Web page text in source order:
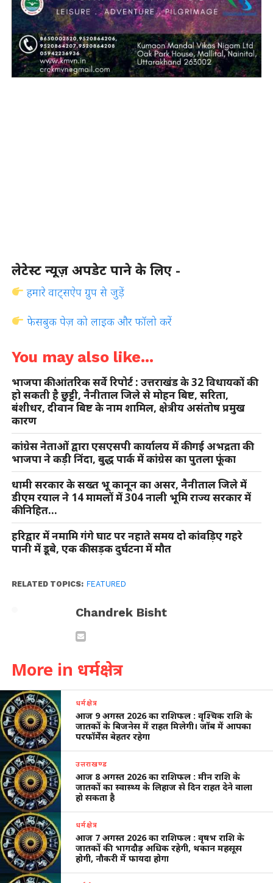
लेटेस्ट न्यूज़ अपडेट पाने के लिए -
हमारे वाट्सऐप ग्रुप से जुड़ें
फेसबुक पेज़ को लाइक और फॉलो करें
You may also like...
भाजपा की आंतरिक सर्वे रिपोर्ट : उत्तराखंड के 32 विधायकों की
हो सकती है छुट्टी, नैनीताल जिले से मोहन बिष्ट, सरिता,
बंशीधर, दीवान बिष्ट के नाम शामिल, क्षेत्रीय असंतोष प्रमुख
कारण
कांग्रेस नेताओं द्वारा एसएसपी कार्यालय में की गई अभद्रता की
भाजपा ने कड़ी निंदा, बुद्ध पार्क में कांग्रेस का पुतला फूंका
धामी सरकार के सख्त भू कानून का असर, नैनीताल जिले में
डीएम रयाल ने 14 मामलों में 304 नाली भूमि राज्य सरकार में
की निहित…
हरिद्वार में नमामि गंगे घाट पर नहाते समय दो कांवड़िए गहरे
पानी में डूबे, एक की सड़क दुर्घटना में मौत
RELATED TOPICS: FEATURED
Chandrek Bisht
More in धर्मक्षेत्र
धर्मक्षेत्र
आज 9 अगस्त 2026 का राशिफल : वृश्चिक राशि के
जातकों के बिजनेस में राहत मिलेगी। जॉब में आपका
परफॉर्मेंस बेहतर रहेगा
उत्तराखण्ड
आज 8 अगस्त 2026 का राशिफल : मीन राशि के
जातकों का स्वास्थ्य के लिहाज से दिन राहत देने वाला
हो सकता है
धर्मक्षेत्र
आज 7 अगस्त 2026 का राशिफल : वृषभ राशि के
जातकों की भागदौड़ अधिक रहेगी, थकान महसूस
होगी, नौकरी में फायदा होगा